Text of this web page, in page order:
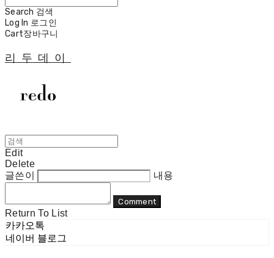
Search 검색
Log In 로그인
Cart장바구니
리두데이
Edit
Delete
글쓴이
내용
Comment
Return To List
카카오톡
네이버 블로그